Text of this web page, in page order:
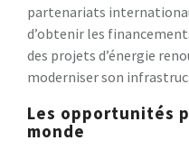
partenariats
d’obtenir les
des projets d’énergie
moderniser son
Les opportunités
monde